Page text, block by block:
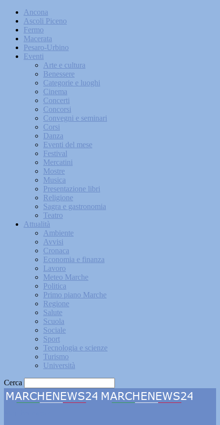
Ancona
Ascoli Piceno
Fermo
Macerata
Pesaro-Urbino
Eventi
Arte e cultura
Benessere
Categorie e luoghi
Cinema
Concerti
Concorsi
Convegni e seminari
Corsi
Danza
Eventi del mese
Festival
Mercatini
Mostre
Musica
Presentazione libri
Religione
Sagra e gastronomia
Teatro
Attualità
Ambiente
Avvisi
Cronaca
Economia e finanza
Lavoro
Meteo Marche
Politica
Primo piano Marche
Regione
Salute
Scuola
Sociale
Sport
Tecnologia e scienze
Turismo
Università
Cerca